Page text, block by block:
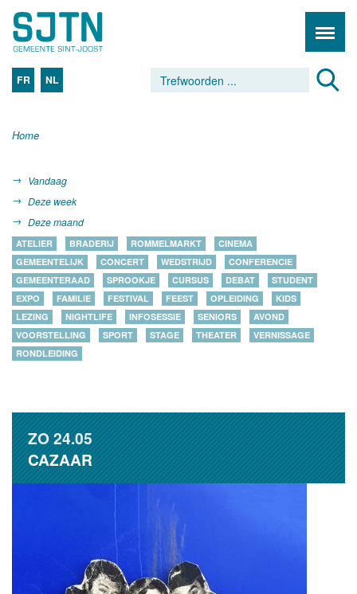
FR NL
Home
Vandaag
Deze week
Deze maand
ATELIER BRADERIJ ROMMELMARKT
CINEMA
GEMEENTELIJK
CONCERT WEDSTRIJD
CONFERENCIE
GEMEENTERAAD
SPROOKJE CURSUS DEBAT
STUDENT
EXPO
FAMILIE FESTIVAL FEEST OPLEIDING
KIDS
LEZING
NIGHTLIFE INFOSESSIE SENIORS
AVOND
VOORSTELLING
SPORT STAGE THEATER
VERNISSAGE
RONDLEIDING
ZO24.05
CAZAAR